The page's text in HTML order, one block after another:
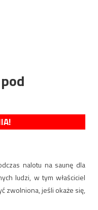
nalotu na saunę dla
ludzi, w tym właściciel
zwolniona, jeśli okaże się,